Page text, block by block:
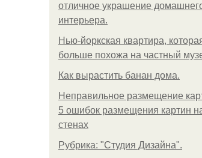
отличное украшение
интерьера.
Нью-йоркская квартира,
больше похожа на частный
Как вырастить банан дома.
Неправильное размещение
5 ошибок размещения картин
стенах
Рубрика: "Студия Дизайна".